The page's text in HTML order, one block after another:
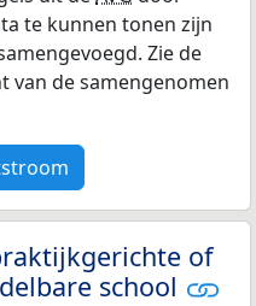
te kunnen tonen zijn
Zie de
van de samengenomen
of
school